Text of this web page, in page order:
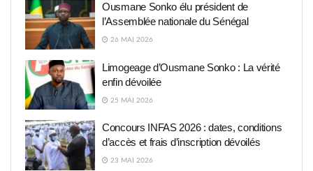
Ousmane Sonko élu président de
l’Assemblée nationale du Sénégal
26 MAI 2026
Limogeage d’Ousmane Sonko : La vérité
enfin dévoilée
25 MAI 2026
Concours INFAS 2026 : dates, conditions
d’accès et frais d’inscription dévoilés
23 MAI 2026